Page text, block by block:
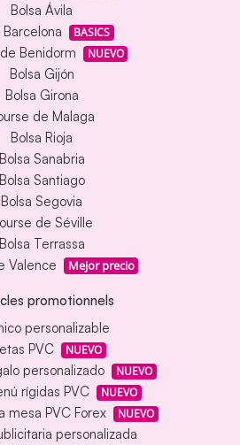
Bolsa Ávila
Barcelona
BASICS
Benidorm NUEVO
Bolsa Gijón
Bolsa Girona
de Malaga
Bolsa Rioja
Bolsa Sanabria
Bolsa Santiago
Bolsa Segovia
de Séville
Bolsa Terrassa
Valence
Mejor precio
promotionnels
personalizable
PVC
NUEVO
personalizado NUEVO
rígidas PVC NUEVO
mesa PVC Forex NUEVO
personalizada